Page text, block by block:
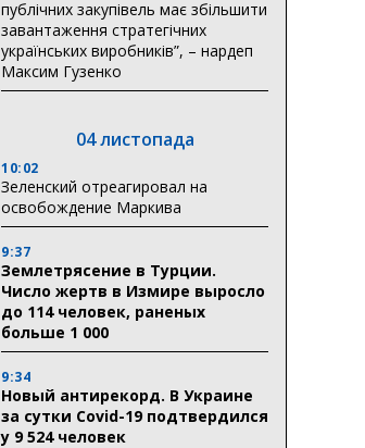
публічних закупівель має збільшити
завантаження стратегічних
українських виробників”, – нардеп
Максим Гузенко
04 листопада
10:02
Зеленский отреагировал на
освобождение Маркива
9:37
Землетрясение в Турции.
Число жертв в Измире выросло
до 114 человек, раненых
больше 1 000
9:34
Новый антирекорд. В Украине
за сутки Covid-19 подтвердился
у 9 524 человек